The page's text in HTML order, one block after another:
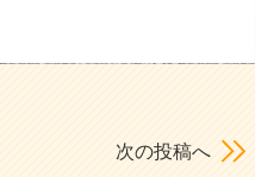
次の投稿へ